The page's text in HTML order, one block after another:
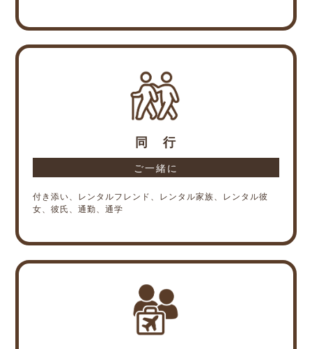
同 行
ご一緒に
付き添い、レンタルフレンド、レンタル家族、レンタル彼
女、彼氏、通勤、通学